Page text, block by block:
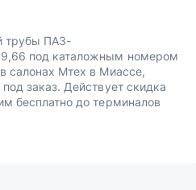
трубы ПАЗ-
под каталожным номером
салонах Мтех в Миассе,
заказ. Действует скидка
бесплатно до терминалов